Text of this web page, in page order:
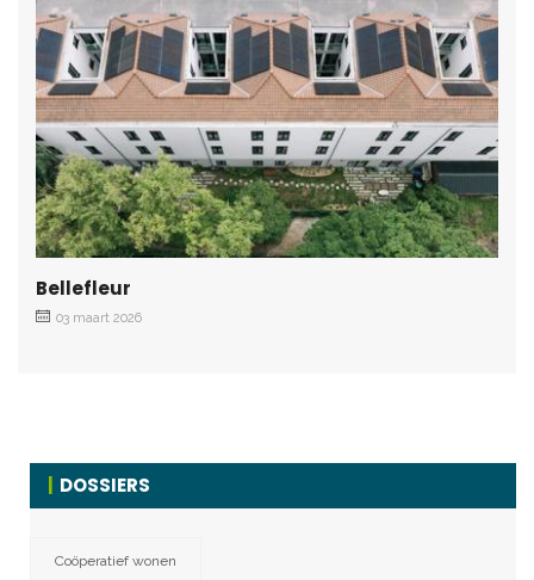
Bellefleur
03 maart 2026
DOSSIERS
Coöperatief wonen